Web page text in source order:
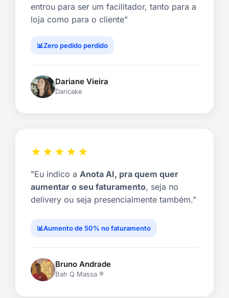
entrou para ser um facilitador, tanto para a
loja como para o cliente"
Zero pedido perdido
Dariane Vieira
Daricake
★★★★★
"Eu indico a Anota AI, pra quem quer
aumentar o seu faturamento, seja no
delivery ou seja presencialmente também."
Aumento de 50% no faturamento
Bruno Andrade
Bah Q Massa ®